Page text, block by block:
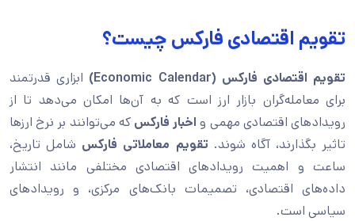
تقویم اقتصادی فارکس چیست؟
تقویم اقتصادی فارکس (Economic Calendar)
ابزاری قدرتمند
برای معامله‌گران بازار ارز است که به آن‌ها امکان می‌دهد تا از
رویدادهای اقتصادی مهمی و اخبار فارکس که می‌توانند بر نرخ ارزها
تاثیر بگذارند، آگاه شوند. تقویم معاملاتی فارکس شامل تاریخ،
ساعت و اهمیت رویدادهای اقتصادی مختلفی مانند انتشار
داده‌های اقتصادی، تصمیمات بانک‌های مرکزی، و رویدادهای
سیاسی است.